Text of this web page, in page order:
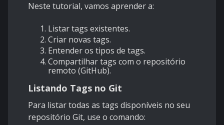
Neste tutorial, vamos aprender a:
Listar tags existentes.
Criar novas tags.
Entender os tipos de tags.
Compartilhar tags com o repositório
remoto (GitHub).
Listando Tags no Git
Para listar todas as tags disponíveis no seu
repositório Git, use o comando: